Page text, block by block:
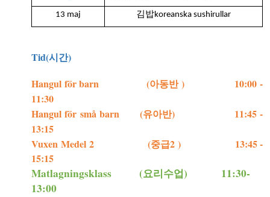
13 maj 김밥koreanska sushirullar
Tid(시간)
Hangul för barn (아동반 ) 10:00 -
11:30
Hangul för små barn (유아반) 11:45 -
13:15
Vuxen Medel 2 (중급2 ) 13:45 -
15:15
Matlagningsklass (요리수업) 11:30-
13:00